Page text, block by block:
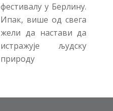
фестивалу у Берлину.
Ипак, више од свега
жели да настави да
истражује људску
природу